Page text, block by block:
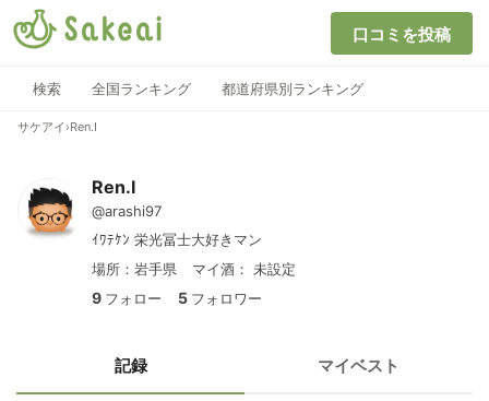
口コミを投稿
検索 全国ランキング 都道府県別ランキング
サケアイ ›Ren.I
Ren.I
@arashi97
ｲﾜﾃｹﾝ 栄光冨士大好きマン
場所：岩手県
マイ酒： 未設定
9 フォロー 5 フォロワー
記録 マイベスト